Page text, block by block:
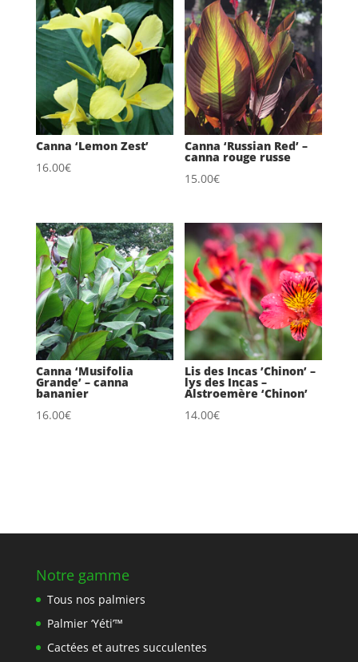
Canna ‘Lemon Zest’
16.00€
Canna ‘Russian Red’ –
canna rouge russe
15.00€
Canna ‘Musifolia
Grande’ – canna
bananier
16.00€
Lis des Incas ’Chinon’ –
lys des Incas –
Alstroemère ‘Chinon’
14.00€
Notre gamme
Tous nos palmiers
Palmier ‘Yéti’™
Cactées et autres succulentes